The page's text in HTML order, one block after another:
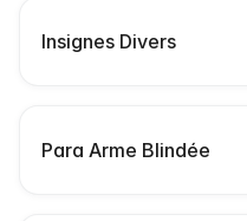
Insignes Divers
Para Arme Blindée